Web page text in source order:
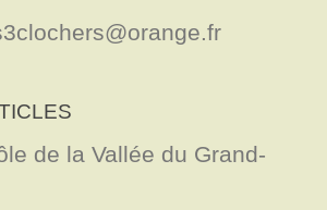
de la Vallée du Grand-